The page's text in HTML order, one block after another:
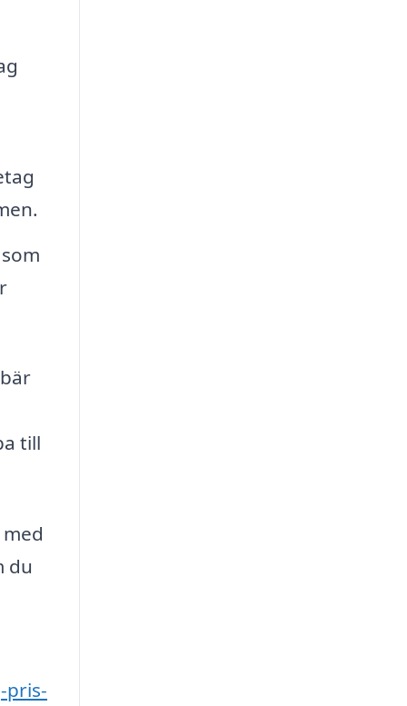
till
du
pris-